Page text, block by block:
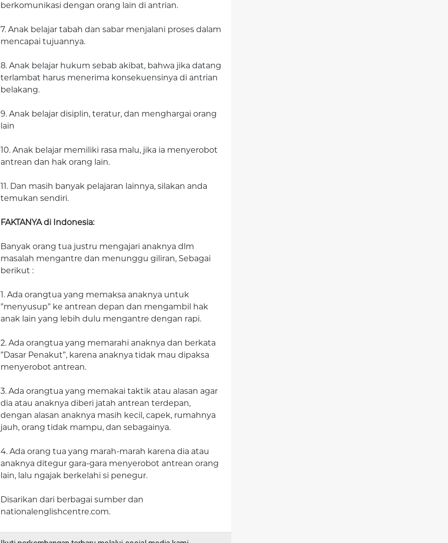
berkomunikasi dengan orang lain di antrian.
7. Anak belajar tabah dan sabar menjalani proses dalam
mencapai tujuannya.
8. Anak belajar hukum sebab akibat, bahwa jika datang
terlambat harus menerima konsekuensinya di antrian
belakang.
9. Anak belajar disiplin, teratur, dan menghargai orang
lain
10. Anak belajar memiliki rasa malu, jika ia menyerobot
antrean dan hak orang lain.
11. Dan masih banyak pelajaran lainnya, silakan anda
temukan sendiri.
FAKTANYA di Indonesia:
Banyak orang tua justru mengajari anaknya dlm
masalah mengantre dan menunggu giliran, Sebagai
berikut :
1. Ada orangtua yang memaksa anaknya untuk
”menyusup” ke antrean depan dan mengambil hak
anak lain yang lebih dulu mengantre dengan rapi.
2. Ada orangtua yang memarahi anaknya dan berkata
”Dasar Penakut”, karena anaknya tidak mau dipaksa
menyerobot antrean.
3. Ada orangtua yang memakai taktik atau alasan agar
dia atau anaknya diberi jatah antrean terdepan,
dengan alasan anaknya masih kecil, capek, rumahnya
jauh, orang tidak mampu, dan sebagainya.
4. Ada orang tua yang marah-marah karena dia atau
anaknya ditegur gara-gara menyerobot antrean orang
lain, lalu ngajak berkelahi si penegur.
Disarikan dari berbagai sumber dan
nationalenglishcentre.com.